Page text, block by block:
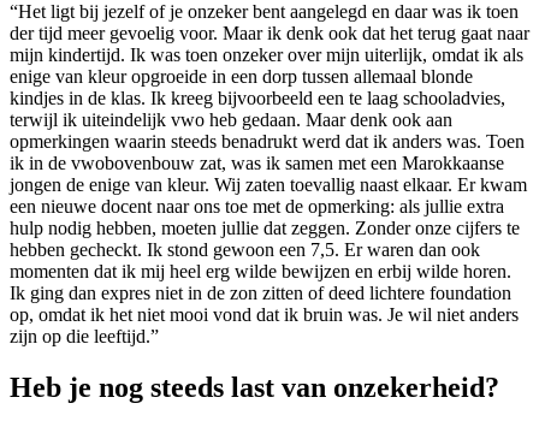
“Het ligt bij jezelf of je onzeker bent aangelegd en daar was ik toen
der tijd meer gevoelig voor. Maar ik denk ook dat het terug gaat naar
mijn kindertijd. Ik was toen onzeker over mijn uiterlijk, omdat ik als
enige van kleur opgroeide in een dorp tussen allemaal blonde
kindjes in de klas. Ik kreeg bijvoorbeeld een te laag schooladvies,
terwijl ik uiteindelijk vwo heb gedaan. Maar denk ook aan
opmerkingen waarin steeds benadrukt werd dat ik anders was. Toen
ik in de vwobovenbouw zat, was ik samen met een Marokkaanse
jongen de enige van kleur. Wij zaten toevallig naast elkaar. Er kwam
een nieuwe docent naar ons toe met de opmerking: als jullie extra
hulp nodig hebben, moeten jullie dat zeggen. Zonder onze cijfers te
hebben gecheckt. Ik stond gewoon een 7,5. Er waren dan ook
momenten dat ik mij heel erg wilde bewijzen en erbij wilde horen.
Ik ging dan expres niet in de zon zitten of deed lichtere foundation
op, omdat ik het niet mooi vond dat ik bruin was. Je wil niet anders
zijn op die leeftijd.”
Heb je nog steeds last van onzekerheid?